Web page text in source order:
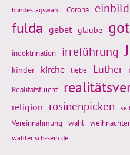
bundestagswahl Corona
fulda gebet glaube
indoktrination irreführung
kinder kirche liebe Luther
Realitätsflucht
religion rosinenpicken
Vereinnahmung wahl
wählerisch-sein.de